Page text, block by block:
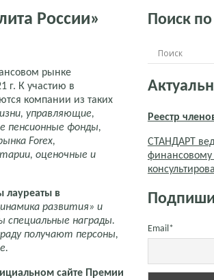
России»
рынке
г. К участию в
компании из таких
управляющие,
пенсионные фонды,
Forex,
оценочные и
лауреаты в
развития» и
специальные награды.
получают персоны,
сайте Премии
Поиск по
Реестр
СТАНДАРТ
Email*